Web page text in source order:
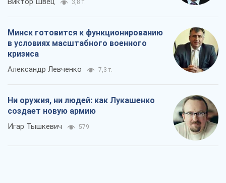
3,8 т.
Минск готовится к функционированию
в условиях масштабного военного
кризиса
Александр Левченко 7,3 т.
Ни оружия, ни людей: как Лукашенко
создает новую армию
Игар Тышкевич 579